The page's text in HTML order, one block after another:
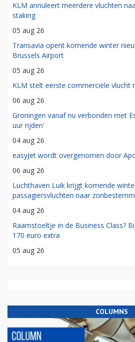
KLM annuleert meerdere vluchten
staking
05 aug 26
Transavia opent komende winter
Brussels Airport
05 aug 26
KLM stelt eerste commerciële vlucht
06 aug 26
Groningen vanaf nu verbonden met
uur rijden'
04 aug 26
easyJet wordt overgenomen door
06 aug 26
Luchthaven Luik krijgt komende
passagiersvluchten naar
04 aug 26
Raamstoeltje in de Business Class?
170 euro extra
05 aug 26
COLUMNS